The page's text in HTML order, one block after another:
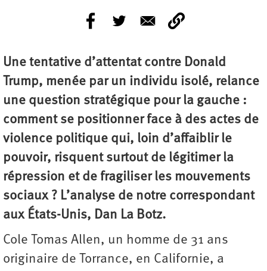
Une tentative d’attentat contre Donald
Trump, menée par un individu isolé, relance
une question stratégique pour la gauche :
comment se positionner face à des actes de
violence politique qui, loin d’affaiblir le
pouvoir, risquent surtout de légitimer la
répression et de fragiliser les mouvements
sociaux ? L’analyse de notre correspondant
aux États-Unis, Dan La Botz.
Cole Tomas Allen, un homme de 31 ans
originaire de Torrance, en Californie, a